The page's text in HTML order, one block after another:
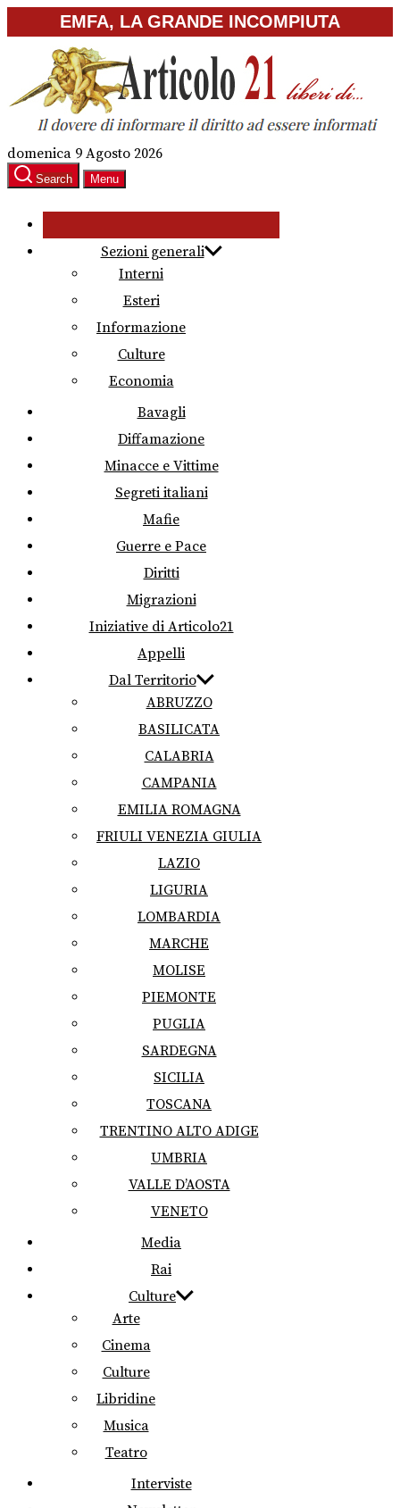
to
content
EMFA, LA GRANDE INCOMPIUTA
domenica 9 Agosto 2026
Search Menu
Sezioni generali
Interni
Esteri
Informazione
Culture
Economia
Bavagli
Diffamazione
Minacce e Vittime
Segreti italiani
Mafie
Guerre e Pace
Diritti
Migrazioni
Iniziative di Articolo21
Appelli
Dal Territorio
ABRUZZO
BASILICATA
CALABRIA
CAMPANIA
EMILIA ROMAGNA
FRIULI VENEZIA GIULIA
LAZIO
LIGURIA
LOMBARDIA
MARCHE
MOLISE
PIEMONTE
PUGLIA
SARDEGNA
SICILIA
TOSCANA
TRENTINO ALTO ADIGE
UMBRIA
VALLE D’AOSTA
VENETO
Media
Rai
Culture
Arte
Cinema
Culture
Libridine
Musica
Teatro
Interviste